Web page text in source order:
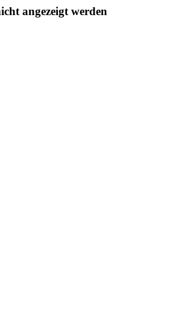
angezeigt werden